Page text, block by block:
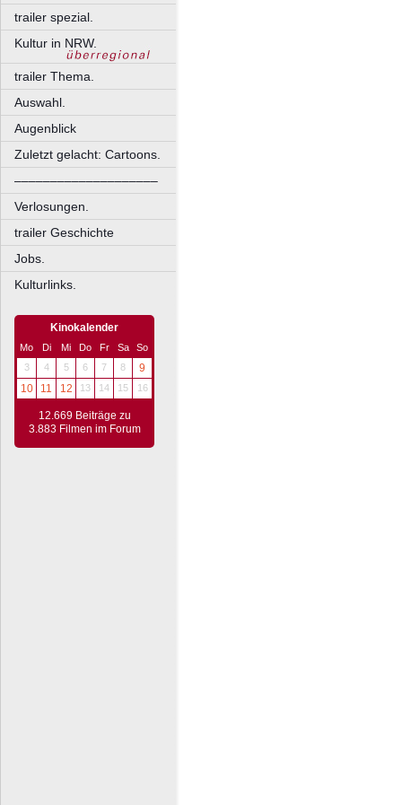
trailer spezial.
Kultur in NRW.
trailer Thema.
Auswahl.
Augenblick
Zuletzt gelacht: Cartoons.
––––––––––––––––––––
Verlosungen.
trailer Geschichte
Jobs.
Kulturlinks.
Kinokalender
Mo Di Mi Do Fr Sa
So
3
4 5 6 7 8
9
10
11 12 13 14 15 16
12.669 Beiträge zu
3.883 Filmen im Forum